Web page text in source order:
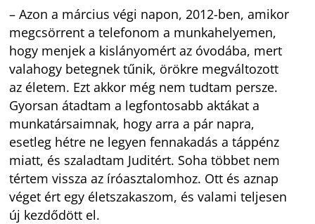
– Azon a március végi napon, 2012-ben, amikor
megcsörrent a telefonom a munkahelyemen,
hogy menjek a kislányomért az óvodába, mert
valahogy betegnek tűnik, örökre megváltozott
az életem. Ezt akkor még nem tudtam persze.
Gyorsan átadtam a legfontosabb aktákat a
munkatársaimnak, hogy arra a pár napra,
esetleg hétre ne legyen fennakadás a táppénz
miatt, és szaladtam Juditért. Soha többet nem
tértem vissza az íróasztalomhoz. Ott és aznap
véget ért egy életszakaszom, és valami teljesen
új kezdődött el.